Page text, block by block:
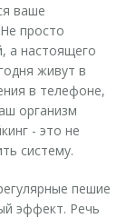
ваше
просто
а настоящего
живут в
в телефоне,
организм
- это не
систему.
пешие
эффект. Речь